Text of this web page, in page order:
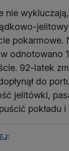
nie
pokarmowe.
odnotowano
92-latek
do
jelitówki,
pokładu i